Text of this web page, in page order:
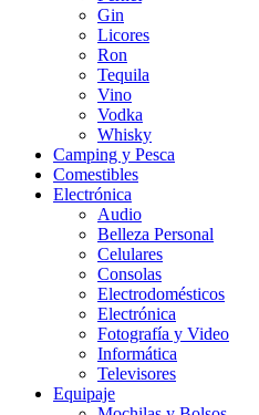
Gin
Licores
Ron
Tequila
Vino
Vodka
Whisky
Camping y Pesca
Comestibles
Electrónica
Audio
Belleza Personal
Celulares
Consolas
Electrodomésticos
Electrónica
Fotografía y Video
Informática
Televisores
Equipaje